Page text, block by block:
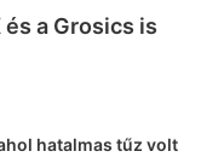
és a Grosics is
hatalmas tűz volt